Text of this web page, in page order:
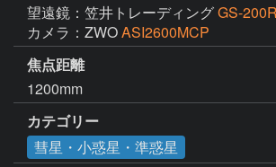
望遠鏡：笠井トレーディングGS-
カメラ：ZWOASI2600MCP
焦点距離
1200mm
カテゴリー
彗星・小惑星・準惑星